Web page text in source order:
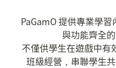
PaGamO 提供專業學
與功能齊全
不僅供學生在遊戲中有
班級經營，串聯學生